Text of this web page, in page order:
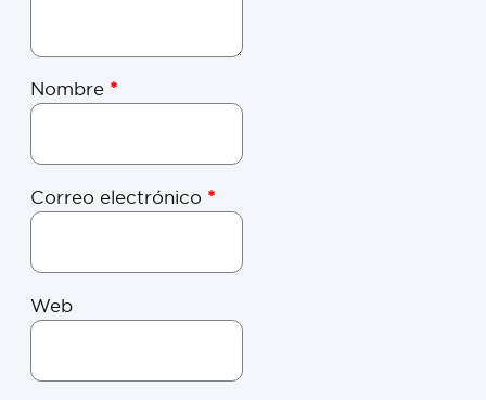
Nombre *
Correo electrónico *
Web